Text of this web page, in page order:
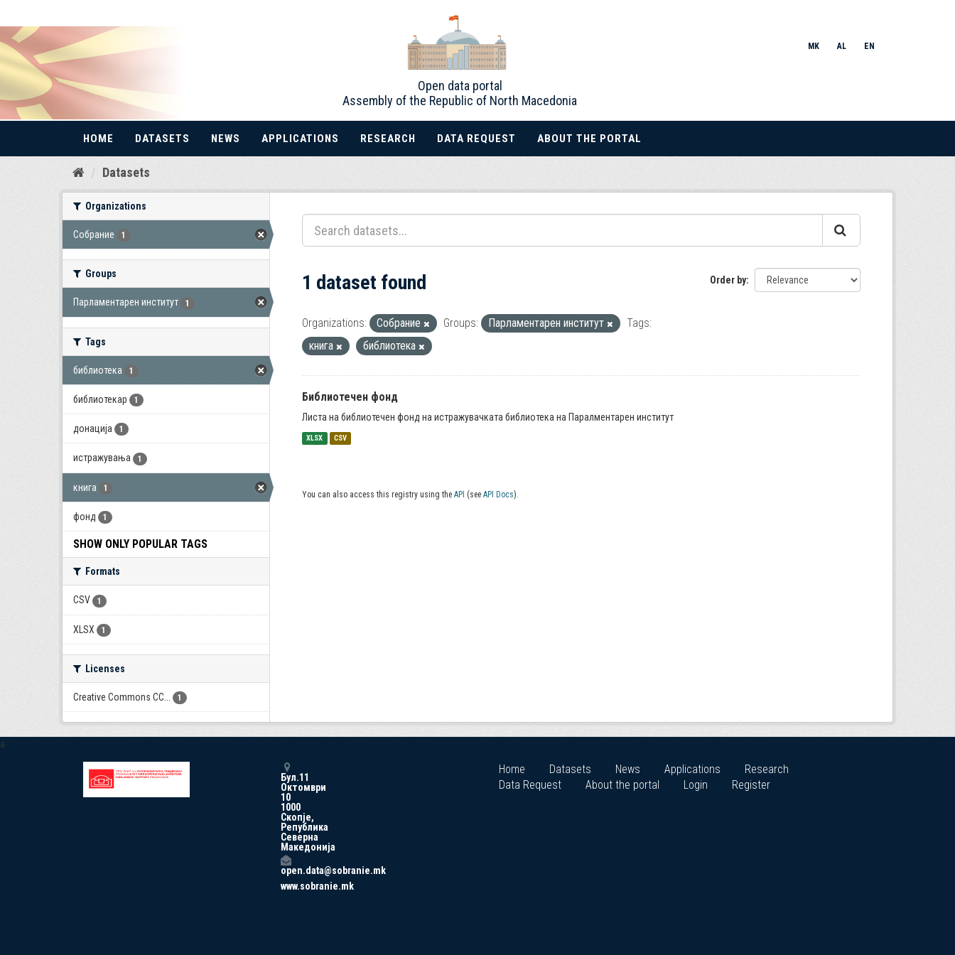
Skip
Open data portal
Assembly of the Republic of North Macedonia
MK AL EN
HOME DATASETS NEWS APPLICATIONS RESEARCH DATA REQUEST ABOUT THE PORTAL
Datasets
Organizations
Собрание 1
Groups
Парламентарен институт 1
Tags
библиотека 1
библиотекар 1
донација 1
истражувања 1
книга 1
фонд 1
SHOW ONLY POPULAR TAGS
Formats
CSV 1
XLSX 1
Licenses
Creative Commons CC... 1
Order by
1 dataset found
Organizations: Собрание Groups: Парламентарен институт
Tags:
книга
библиотека
Библиотечен фонд
Листа на библиотечен фонд на истражувачката библиотека на Паралментарен институт
XLSX CSV
You can also access this registry using the API (see API Docs).
a
Бул.11
Октомври
10
1000
Скопје,
Република
Северна
Македонија
open.data@sobranie.mk
www.sobranie.mk
Home Datasets News Applications
Research
Data Request
About the portal Login Register